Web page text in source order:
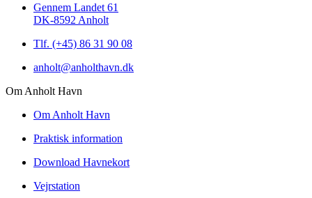
Gennem Landet 61
DK-8592 Anholt
Tlf. (+45) 86 31 90 08
anholt@anholthavn.dk
Om Anholt Havn
Om Anholt Havn
Praktisk information
Download Havnekort
Vejrstation